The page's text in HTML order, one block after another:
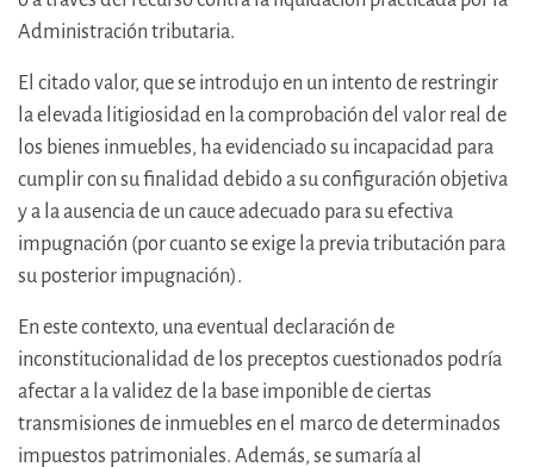
Administración tributaria.
El citado valor, que se introdujo en un intento de restringir
la elevada litigiosidad en la comprobación del valor real de
los bienes inmuebles, ha evidenciado su incapacidad para
cumplir con su finalidad debido a su configuración objetiva
y a la ausencia de un cauce adecuado para su efectiva
impugnación (por cuanto se exige la previa tributación para
su posterior impugnación).
En este contexto, una eventual declaración de
inconstitucionalidad de los preceptos cuestionados podría
afectar a la validez de la base imponible de ciertas
transmisiones de inmuebles en el marco de determinados
impuestos patrimoniales. Además, se sumaría al